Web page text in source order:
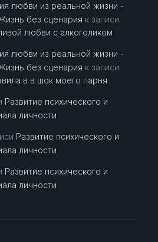
любви из реальной жизни -
без сценария к записи
любви с алкоголиком
любви из реальной жизни -
без сценария к записи
в в шок моего парня
Развитие психического и
личности
Развитие психического и
личности
Развитие психического и
личности